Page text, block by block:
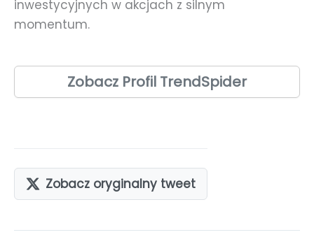
inwestycyjnych w akcjach z silnym
momentum.
Zobacz Profil TrendSpider
Zobacz oryginalny tweet